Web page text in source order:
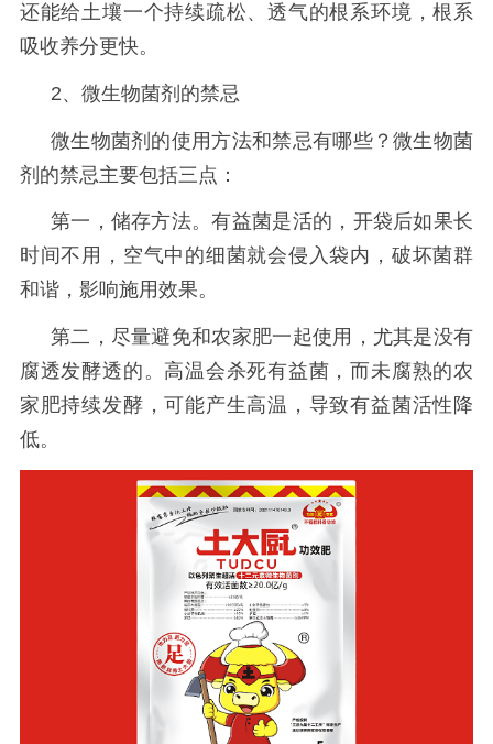
还能给土壤一个持续疏松、透气的根系环境，根系
吸收养分更快。
2、微生物菌剂的禁忌
微生物菌剂的使用方法和禁忌有哪些？微生物菌
剂的禁忌主要包括三点：
第一，储存方法。有益菌是活的，开袋后如果长
时间不用，空气中的细菌就会侵入袋内，破坏菌群
和谐，影响施用效果。
第二，尽量避免和农家肥一起使用，尤其是没有
腐透发酵透的。高温会杀死有益菌，而未腐熟的农
家肥持续发酵，可能产生高温，导致有益菌活性降
低。